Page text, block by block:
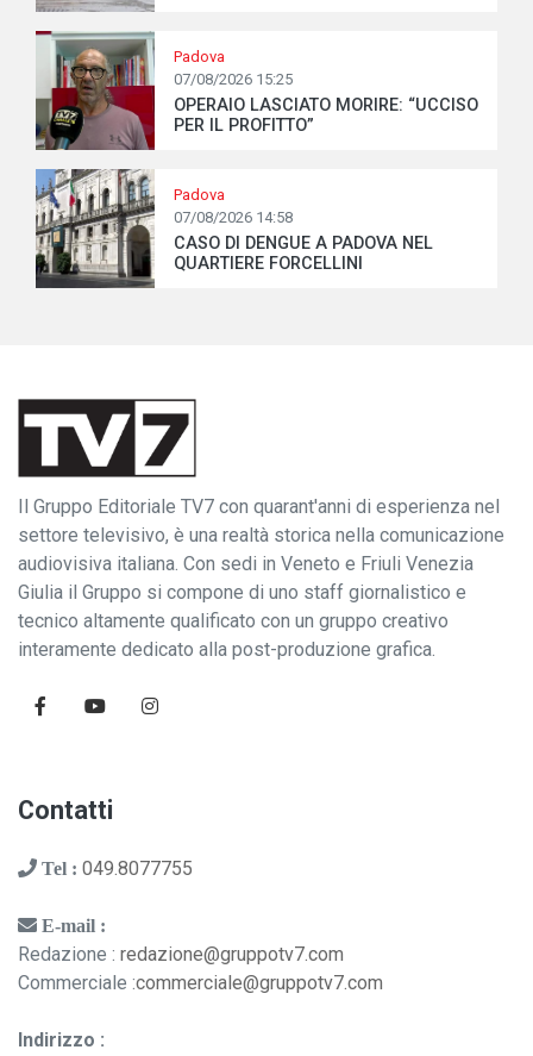
Padova
07/08/2026 15:25
OPERAIO LASCIATO MORIRE: “UCCISO
PER IL PROFITTO”
Padova
07/08/2026 14:58
CASO DI DENGUE A PADOVA NEL
QUARTIERE FORCELLINI
Il Gruppo Editoriale TV7 con quarant'anni di esperienza nel
settore televisivo, è una realtà storica nella comunicazione
audiovisiva italiana. Con sedi in Veneto e Friuli Venezia
Giulia il Gruppo si compone di uno staff giornalistico e
tecnico altamente qualificato con un gruppo creativo
interamente dedicato alla post-produzione grafica.
Contatti
Tel : 049.8077755
E-mail :
Redazione : redazione@gruppotv7.com
Commerciale :commerciale@gruppotv7.com
Indirizzo :